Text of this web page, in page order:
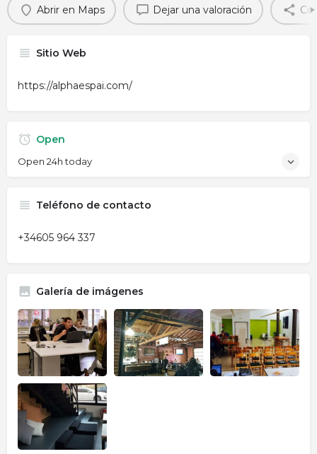
Abrir en Maps Dejar una valoración
Sitio Web
https://alphaespai.com/
Open
Open 24h today
Teléfono de contacto
+34605 964 337
Galería de imágenes